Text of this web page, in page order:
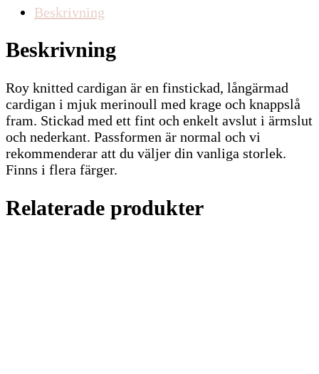
Beskrivning
Beskrivning
Roy knitted cardigan är en finstickad, långärmad
cardigan i mjuk merinoull med krage och knappslå
fram. Stickad med ett fint och enkelt avslut i ärmslut
och nederkant. Passformen är normal och vi
rekommenderar att du väljer din vanliga storlek.
Finns i flera färger.
Relaterade produkter